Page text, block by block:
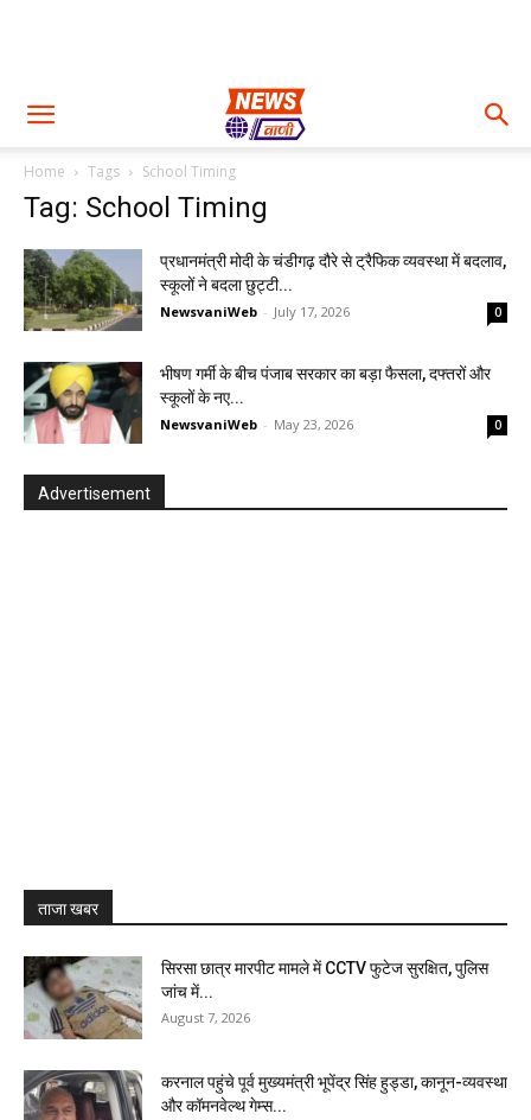
Home Tags School Timing
Tag: School Timing
प्रधानमंत्री मोदी के चंडीगढ़ दौरे से ट्रैफिक व्यवस्था में बदलाव,
स्कूलों ने बदला छुट्टी...
NewsvaniWeb - July 17, 2026 0
भीषण गर्मी के बीच पंजाब सरकार का बड़ा फैसला, दफ्तरों और
स्कूलों के नए...
NewsvaniWeb - May 23, 2026 0
Advertisement
ताजा खबर
सिरसा छात्र मारपीट मामले में CCTV फुटेज सुरक्षित, पुलिस
जांच में...
August 7, 2026
करनाल पहुंचे पूर्व मुख्यमंत्री भूपेंद्र सिंह हुड्डा, कानून-व्यवस्था
और कॉमनवेल्थ गेम्स...